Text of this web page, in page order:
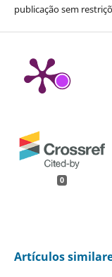
publicação sem
0
Artículos